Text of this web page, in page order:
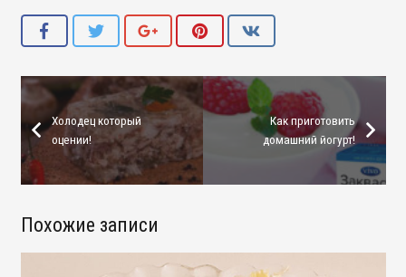
Как приготовить
домашний йогурт!
Холодец который
оцении!
Похожие записи